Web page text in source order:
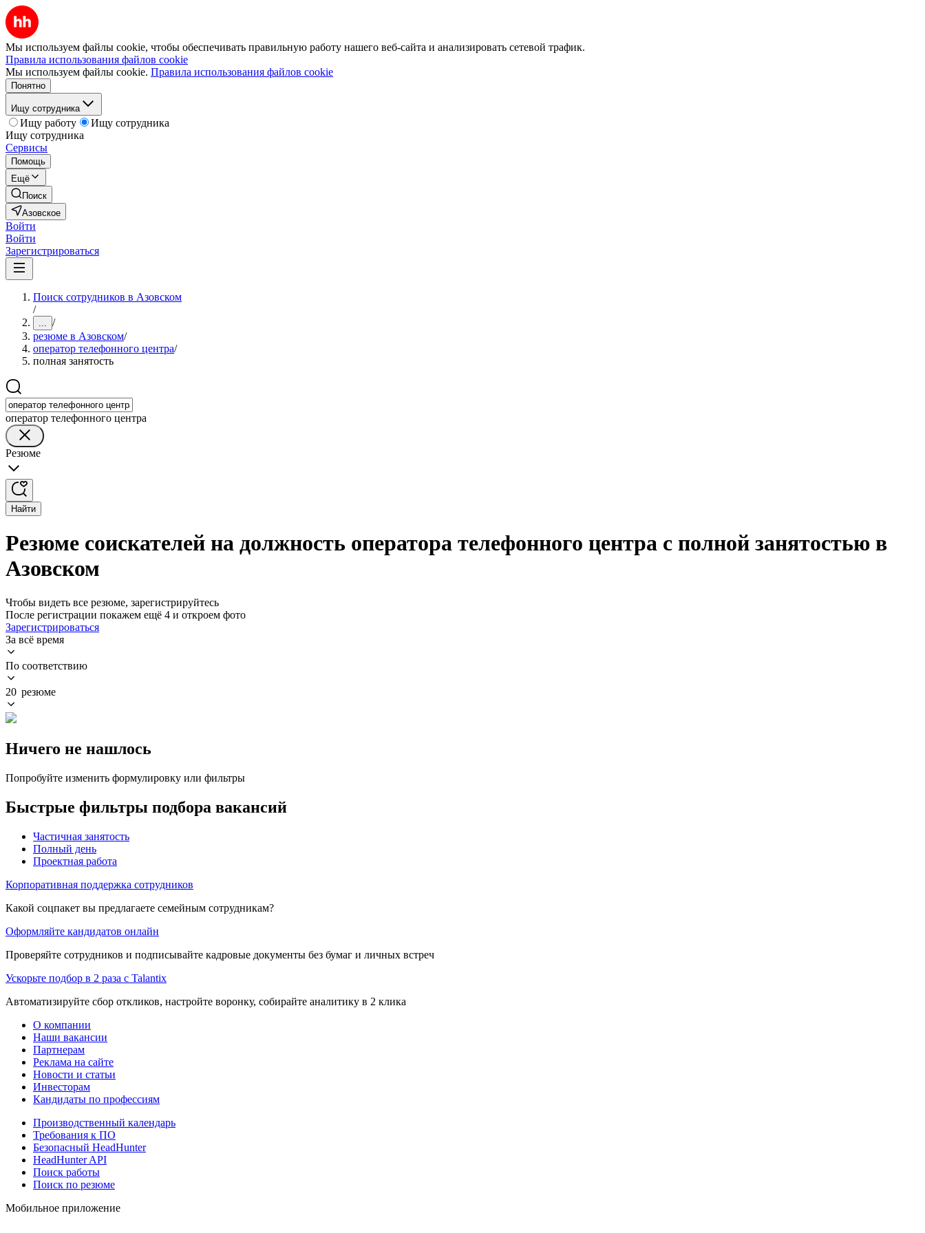
Мы используем файлы cookie, чтобы обеспечивать правильную работу нашего веб-сайта и анализировать сетевой трафик.
Правила использования файлов cookie
Мы используем файлы cookie. Правила использования файлов cookie
Понятно
Ищу сотрудника
Ищу работу
Ищу сотрудника
Ищу сотрудника
Сервисы
Помощь
Ещё
Поиск
Азовское
Войти
Войти
Зарегистрироваться
Поиск сотрудников в Азовском
/
... /
резюме в Азовском/
оператор телефонного центра/
полная занятость
оператор телефонного центра
Резюме
Найти
Резюме соискателей на должность оператора телефонного центра с полной занятостью в
Азовском
Чтобы видеть все резюме, зарегистрируйтесь
После регистрации покажем ещё 4 и откроем фото
Зарегистрироваться
За всё время
По соответствию
20 резюме
Ничего не нашлось
Попробуйте изменить формулировку или фильтры
Быстрые фильтры подбора вакансий
Частичная занятость
Полный день
Проектная работа
Корпоративная поддержка сотрудников
Какой соцпакет вы предлагаете семейным сотрудникам?
Оформляйте кандидатов онлайн
Проверяйте сотрудников и подписывайте кадровые документы без бумаг и личных встреч
Ускорьте подбор в 2 раза с Talantix
Автоматизируйте сбор откликов, настройте воронку, собирайте аналитику в 2 клика
О компании
Наши вакансии
Партнерам
Реклама на сайте
Новости и статьи
Инвесторам
Кандидаты по профессиям
Производственный календарь
Требования к ПО
Безопасный HeadHunter
HeadHunter API
Поиск работы
Поиск по резюме
Мобильное приложение